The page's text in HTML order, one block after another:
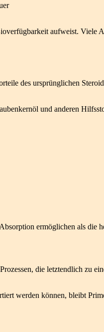
aufweist. Viele
des ursprünglichen
und anderen
ermöglichen als die
die letztendlich zu
werden können, bleibt